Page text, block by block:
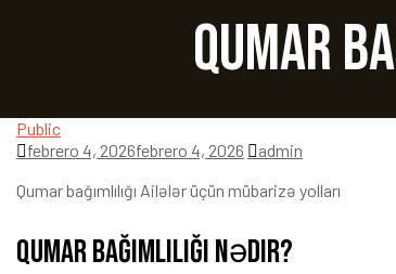
Qumar
Public
febrero 4, 2026febrero 4, 2026
admin
Qumar bağımlılığı Ailələr üçün mübarizə yolları
Qumar bağımlılığı nədir?